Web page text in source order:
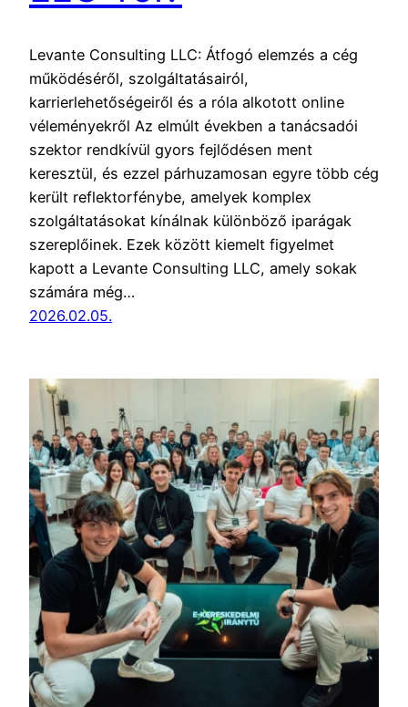
Levante Consulting LLC: Átfogó elemzés a cég
működéséről, szolgáltatásairól,
karrierlehetőségeiről és a róla alkotott online
véleményekről Az elmúlt években a tanácsadói
szektor rendkívül gyors fejlődésen ment
keresztül, és ezzel párhuzamosan egyre több cég
került reflektorfénybe, amelyek komplex
szolgáltatásokat kínálnak különböző iparágak
szereplőinek. Ezek között kiemelt figyelmet
kapott a Levante Consulting LLC, amely sokak
számára még…
2026.02.05.